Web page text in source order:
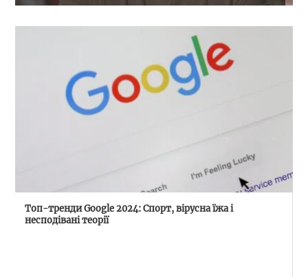
Топ-тренди Google 2024: Спорт, вірусна їжа і
несподівані теорії